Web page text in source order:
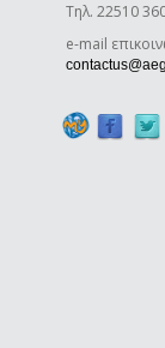
Τηλ. 22510
e-mail